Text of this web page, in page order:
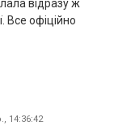
відразу ж
Все офіційно
14:36:42